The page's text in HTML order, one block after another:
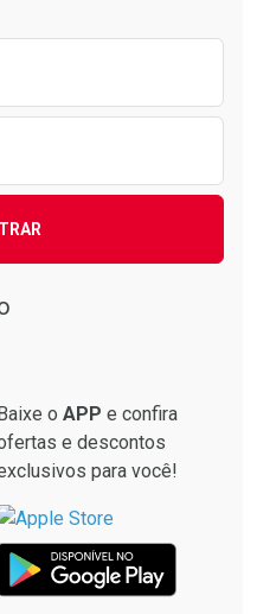
o APP e confira
e descontos
para você!